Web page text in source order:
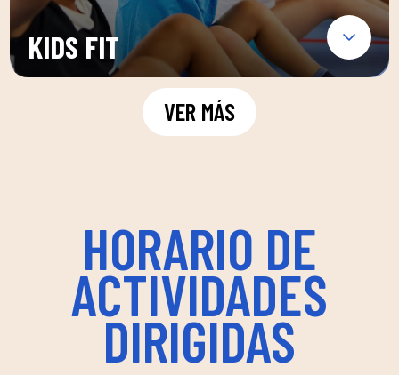
KIDS FIT
VER MÁS
HORARIO DE
ACTIVIDADES
DIRIGIDAS